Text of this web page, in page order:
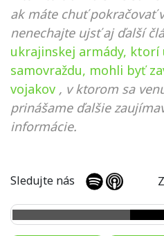
ak máte chuť pokračovať
nenechajte ujsť aj ďalší
ukrajinskej armády, ktorí
samovraždu, mohli byť
vojakov , v ktorom sa
prinášame ďalšie
informácie.
Sledujte nás